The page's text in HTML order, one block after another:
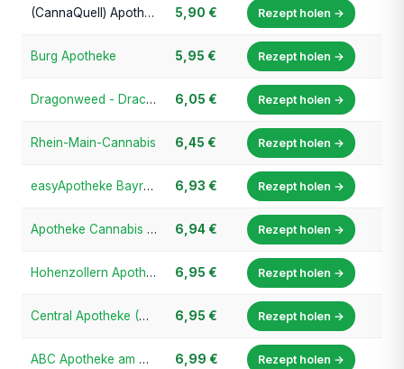
(CannaQuell) Apotheke am Quellenbusch 5,90 € Rezept holen →
Burg Apotheke 5,95 € Rezept holen →
Dragonweed - Drachen Apotheke Geldern 6,05 € Rezept holen →
Rhein-Main-Cannabis 6,45 € Rezept holen →
easyApotheke Bayreuth-Süd 6,93 € Rezept holen →
Apotheke Cannabis Prime 6,94 € Rezept holen →
Hohenzollern Apotheke 6,95 € Rezept holen →
Central Apotheke (Cannabis-Champion.de) 6,95 € Rezept holen →
ABC Apotheke am Werth 6,99 € Rezept holen →